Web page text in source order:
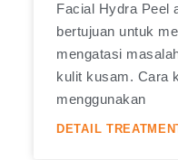
Facial Hydra Peel
bertujuan untuk
mengatasi
kulit kusam. Cara
menggunakan
DETAIL